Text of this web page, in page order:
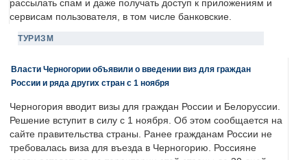
рассылать спам и даже получать доступ к приложениям и
сервисам пользователя, в том числе банковские.
ТУРИЗМ
Власти Черногории объявили о введении виз для граждан
России и ряда других стран с 1 ноября
Черногория вводит визы для граждан России и Белоруссии.
Решение вступит в силу с 1 ноября. Об этом сообщается на
сайте правительства страны. Ранее гражданам России не
требовалась виза для въезда в Черногорию. Россияне